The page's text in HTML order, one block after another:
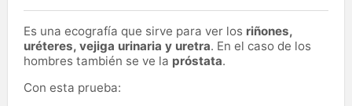
Es una ecografía que sirve para ver los riñones,
uréteres, vejiga urinaria y uretra. En el caso de los
hombres también se ve la próstata.
Con esta prueba: